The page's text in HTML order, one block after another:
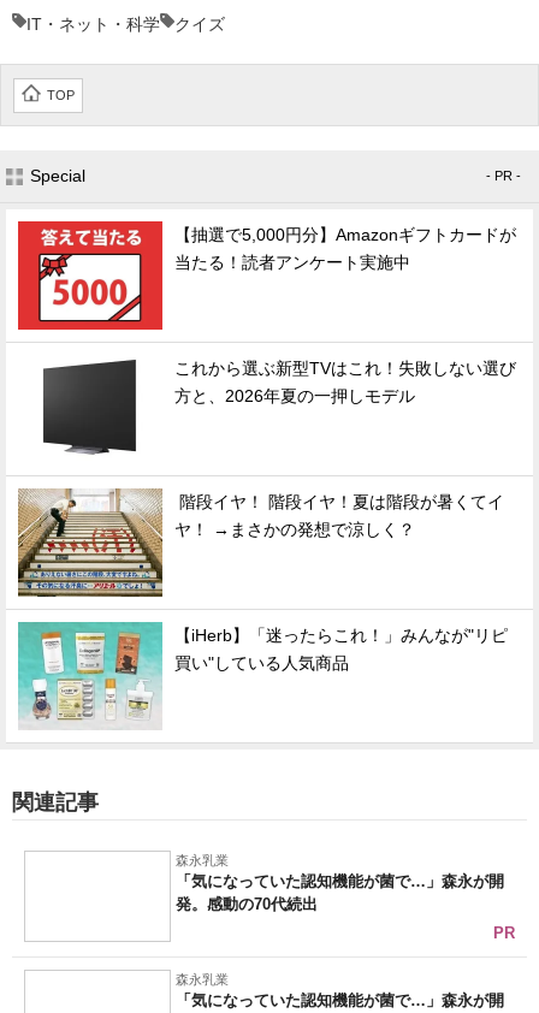
IT・ネット・科学 クイズ
TOP
Special - PR -
【抽選で5,000円分】Amazonギフトカードが
当たる！読者アンケート実施中
これから選ぶ新型TVはこれ！失敗しない選び
方と、2026年夏の一押しモデル
階段イヤ！ 階段イヤ！夏は階段が暑くてイ
ヤ！ →まさかの発想で涼しく？
【iHerb】「迷ったらこれ！」みんなが"リピ
買い"している人気商品
関連記事
森永乳業
「気になっていた認知機能が菌で…」森永が開
発。感動の70代続出
PR
森永乳業
「気になっていた認知機能が菌で…」森永が開